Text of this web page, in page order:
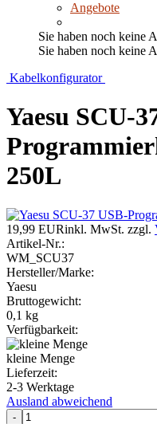
Angebote
Sie haben noch keine
Sie haben noch keine
Kabelkonfigurator
Yaesu SCU-
250L
19,99 EURinkl. MwSt. zzgl.
Artikel-Nr.:
WM_SCU37
Hersteller/Marke:
Yaesu
Bruttogewicht:
0,1 kg
Verfügbarkeit:
kleine Menge
Lieferzeit:
2-3 Werktage
Ausland abweichend
-